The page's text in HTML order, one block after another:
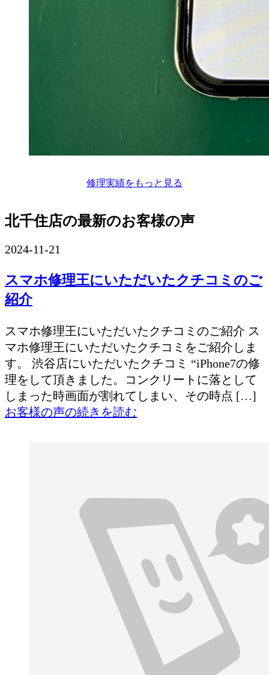
修理実績をもっと見る
北千住店の最新のお客様の声
2024-11-21
スマホ修理王にいただいたクチコミのご
紹介
スマホ修理王にいただいたクチコミのご紹介 ス
マホ修理王にいただいたクチコミをご紹介しま
す。 渋谷店にいただいたクチコミ “iPhone7の修
理をして頂きました。コンクリートに落として
しまった時画面が割れてしまい、その時点 […]
お客様の声の続きを読む